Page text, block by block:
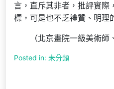
言，直斥其非者，批評實際
標，可是也不乏禮贊、明理
（北京畫院一級美術師
Posted in: 未分類